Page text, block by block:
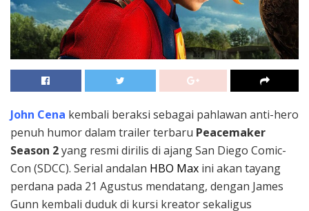
John Cena kembali beraksi sebagai pahlawan anti-hero
penuh humor dalam trailer terbaru Peacemaker
Season 2yang resmi dirilis di ajang San Diego Comic-
Con (SDCC). Serial andalan HBO Max ini akan tayang
perdana pada 21 Agustus mendatang, dengan James
Gunn kembali duduk di kursi kreator sekaligus